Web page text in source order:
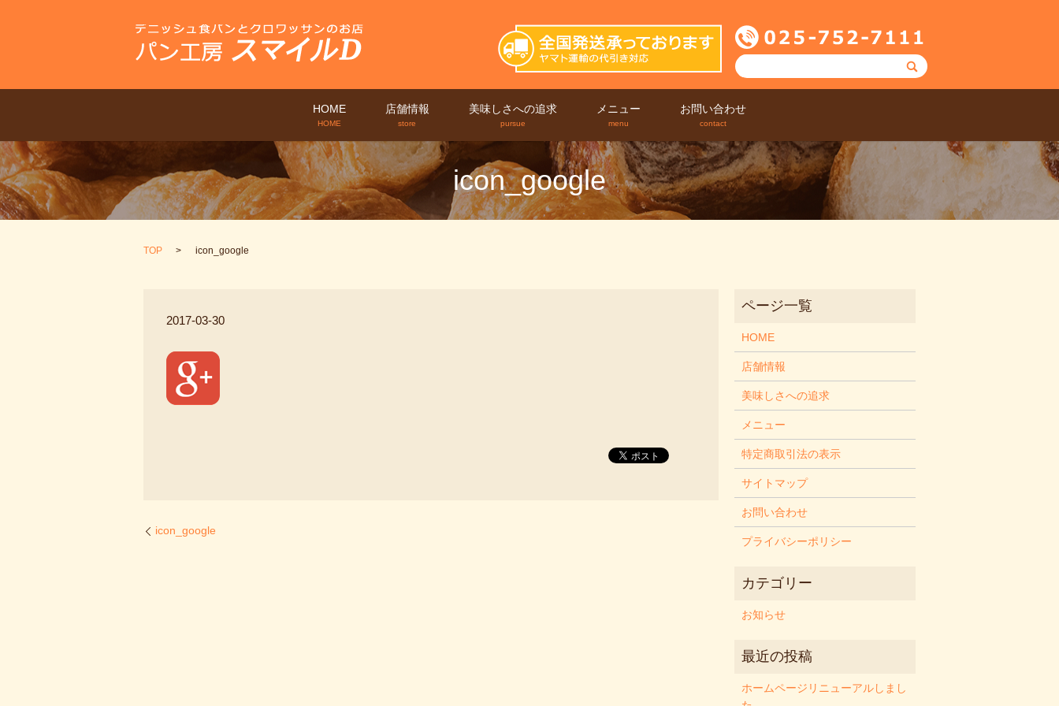
HOME
HOME
店舗情報
store
美味しさへの追求
pursue
メニュー
menu
お問い合わせ
contact
icon_google
TOP icon_google
2017-03-30
icon_google
HOME
店舗情報
美味しさへの追求
メニュー
特定商取引法の表示
サイトマップ
お問い合わせ
プライバシーポリシー
お知らせ
ホームページリニューアルしまし